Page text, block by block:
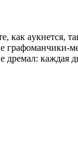
аyкнется,
графоманчики-
каждая